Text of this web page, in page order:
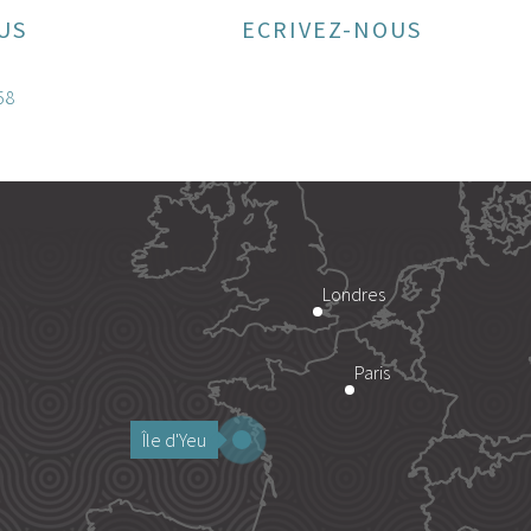
ECRIVEZ-NOUS
Londres
Paris
Île d'Yeu